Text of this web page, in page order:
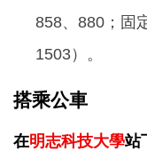
858、880；固
1503）。
搭乘公車
在明志科技大學站